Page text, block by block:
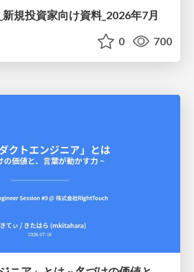
規投資家向け資料_2026年7月
0 700